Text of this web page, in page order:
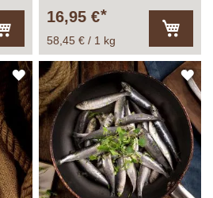
den
Warenkorb
16,95 €
58,45 € / 1 kg
den
ZUR
WUNSCHLISTE
HINZUFÜGEN